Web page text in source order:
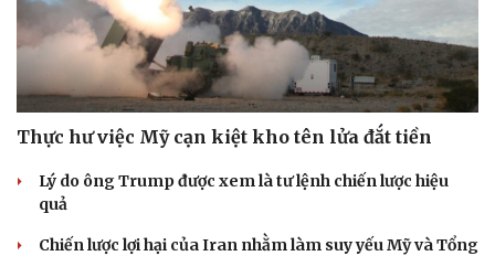
Thực hư việc Mỹ cạn kiệt kho tên lửa đắt tiền
Lý do ông Trump được xem là tư lệnh chiến lược hiệu
quả
Chiến lược lợi hại của Iran nhằm làm suy yếu Mỹ và Tổng